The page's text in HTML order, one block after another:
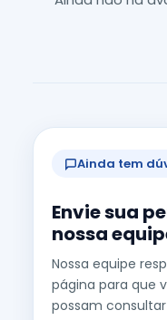
Ainda tem
Envie sua
nossa
Nossa equipe
página para que
possam